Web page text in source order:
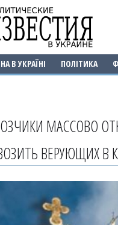
В УКРАЇНІ ПОЛІТИКА
МАССОВО
ВЕРУЮЩИХ В